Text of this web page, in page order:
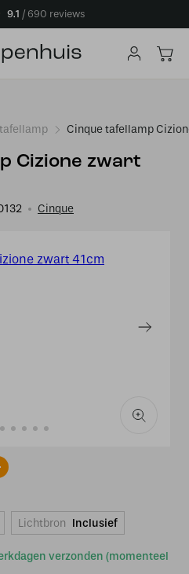
9.1 690 reviews
Cinque tafellamp
Cizione zwart
Cinque
verzonden (momenteel
Lichtbron Inclusief